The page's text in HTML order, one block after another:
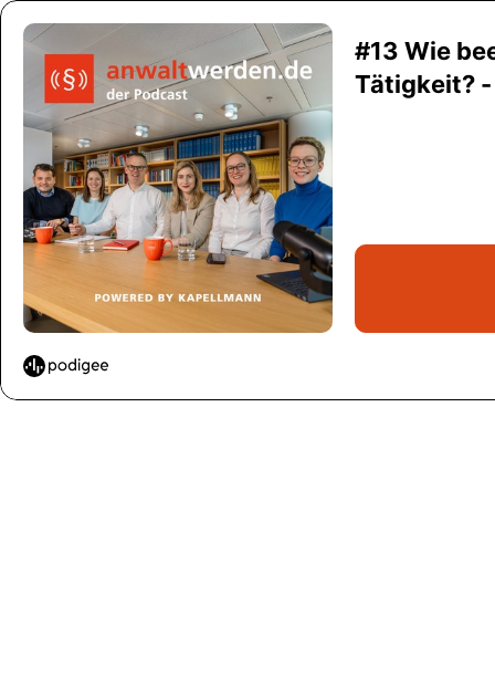
#13 Wie
Tätigkeit?